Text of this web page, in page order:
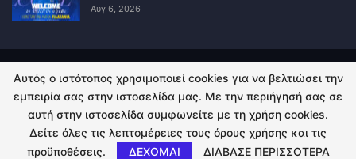
Αυγ 6, 2026
ΠΟΛΙΤΙΚΗ ΑΠΟΡΡΗΤΟΥ ΕΠΙΚΟΙΝΩΝΙΑ
© 2026 - Kingsport.gr. All Rights Reserved.
Αυτός ο ιστότοπος χρησιμοποιεί cookies για να βελτιώσει την
εμπειρία σας στην ιστοσελίδα μας. Με την περιήγησή σας σε
αυτή στην ιστοσελίδα συμφωνείτε με τη χρήση cookies.
Δείτε όλες τις λεπτομέρειες τους όρους χρήσης και τις
προϋποθέσεις.
ΔΕΧΟΜΑΙ ΔΙΑΒΑΣΕ ΠΕΡΙΣΣΟΤΕΡΑ